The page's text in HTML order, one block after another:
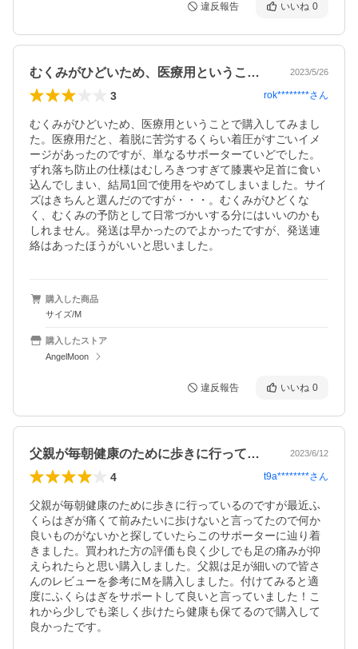
違反報告 いいね 0
むくみがひどいため、医療用ということで… 2023/5/26
3 rok********さん
むくみがひどいため、医療用ということで購入してみまし
た。医療用だと、着脱に苦労するくらい着圧がすごいイメ
ージがあったのですが、単なるサポーターていどでした。
ずれ落ち防止の仕様はむしろきつすぎて膝裏や足首に食い
込んでしまい、結局1回で使用をやめてしまいました。サイ
ズはきちんと選んだのですが・・・。むくみがひどくな
く、むくみの予防として日常づかいする分にはいいのかも
しれません。発送は早かったのでよかったですが、発送連
絡はあったほうがいいと思いました。
購入した商品
サイズ/M
購入したストア
AngelMoon
違反報告 いいね 0
父親が毎朝健康のために歩きに行っている… 2023/6/12
4 t9a********さん
父親が毎朝健康のために歩きに行っているのですが最近ふ
くらはぎが痛くて前みたいに歩けないと言ってたので何か
良いものがないかと探していたらこのサポーターに辿り着
きました。買われた方の評価も良く少しでも足の痛みが抑
えられたらと思い購入しました。父親は足が細いので皆さ
んのレビューを参考にMを購入しました。付けてみると適
度にふくらはぎをサポートして良いと言っていました！こ
れから少しでも楽しく歩けたら健康も保てるので購入して
良かったです。